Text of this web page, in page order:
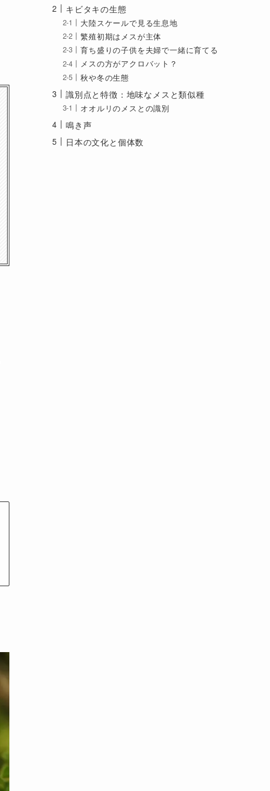
キビタキの生態
大陸スケールで見る生息地
繁殖初期はメスが主体
育ち盛りの子供を夫婦で一緒に育てる
メスの方がアクロバット？
秋や冬の生態
識別点と特徴：地味なメスと類似種
オオルリのメスとの識別
鳴き声
日本の文化と個体数